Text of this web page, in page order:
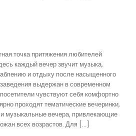
точка притяжения любителей
каждый вечер звучит музыка,
и отдыху после насыщенного
выдержан в современном
чувствуют себя комфортно
проходят тематические вечеринки,
музыкальные вечера, привлекающие
всех возрастов. Для […]